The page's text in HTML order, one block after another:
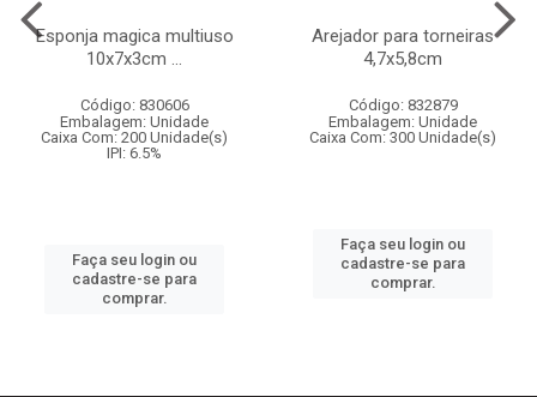
Esponja magica multiuso
10x7x3cm ...
Código: 830606
Embalagem: Unidade
Caixa Com: 200 Unidade(s)
IPI: 6.5%
Faça seu login ou
cadastre-se para
comprar.
Arejador para torneiras
4,7x5,8cm
Código: 832879
Embalagem: Unidade
Caixa Com: 300 Unidade(s)
Faça seu login ou
cadastre-se para
comprar.